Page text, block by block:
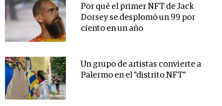
Por qué el primer NFT de Jack
Dorsey se desplomó un 99 por
ciento en un año
Un grupo de artistas convierte a
Palermo en el "distrito NFT"